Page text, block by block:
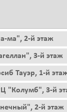
ма", 2-й этаж
3-й этаж
Тауэр, 1-й
"Колумб", 3-й
2-й этаж